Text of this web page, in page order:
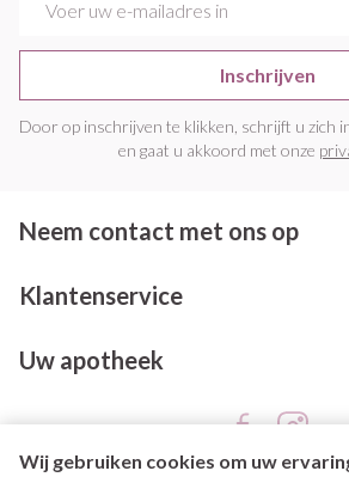
Wij gebruiken cookies om uw
Inschrijven
Door op inschrijven te klikken, schrijft u zich
en gaat u akkoord met onze
Neem contact met ons op
Klantenservice
Uw apotheek